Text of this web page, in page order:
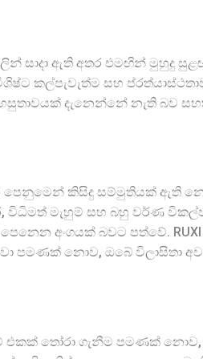
වලින් සාදා ඇති අතර එමඟින් මුහුදු
කල්පැවැත්ම සහ
දැනෙන්නේ නැති බව
පෙනුමෙන් කිසිදු සම්මුතියක්
විධිමත් මැහුම් සහ බහු වර්ණ
අංගයක් බවට පත්වේ.
පමණක් නොව, ඔබේ විලාසිතා
එකක් තෝරා ගැනීම පමණක්